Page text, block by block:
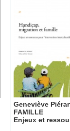
Geneviève
FAMILLE
Enjeux et